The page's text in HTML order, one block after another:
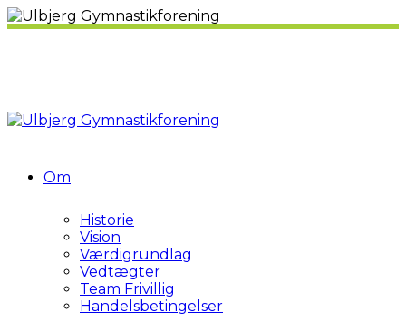
Om
Historie
Vision
Værdigrundlag
Vedtægter
Team Frivillig
Handelsbetingelser